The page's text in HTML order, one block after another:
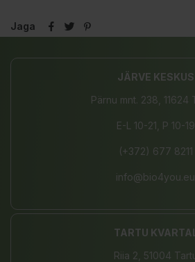
Jaga
JÄRVE KESKUS
Pärnu mnt. 238, 11624
E-L 10-21, P 10-19
(+372) 677 8211
info@bio4you.eu
TARTU
Riia 2, 51004